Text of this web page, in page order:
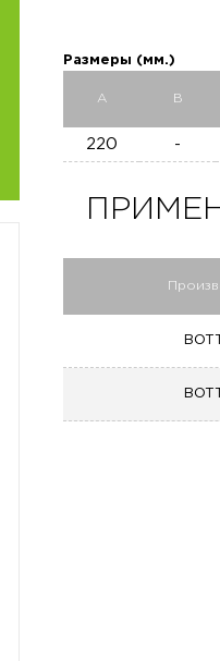
Размеры (мм.)
A B
220 -